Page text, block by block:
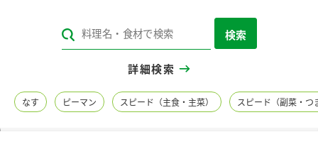
レシピカテゴリ一覧
レシピ名特集
検索
詳細検索
なす ピーマン スピード（主食・主菜） スピード（副菜・つ